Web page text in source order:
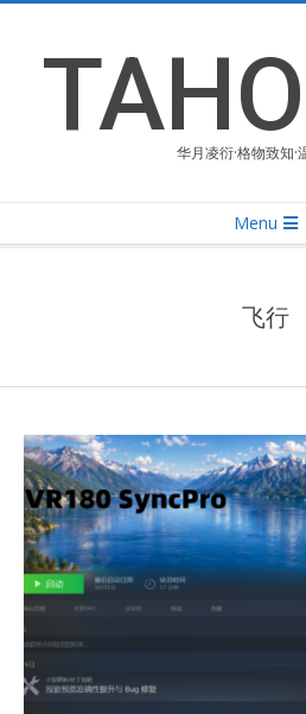
content
华月凌衍·格物致知·
Navigation
Menu
飞行